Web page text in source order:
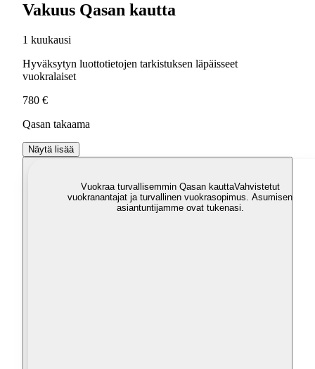
Vakuus Qasan kautta
1 kuukausi
Hyväksytyn luottotietojen tarkistuksen läpäisseet
vuokralaiset
780 €
Qasan takaama
Näytä lisää
Vuokraa turvallisemmin Qasan kauttaVahvistetut
vuokranantajat ja turvallinen vuokrasopimus. Asumisen
asiantuntijamme ovat tukenasi.